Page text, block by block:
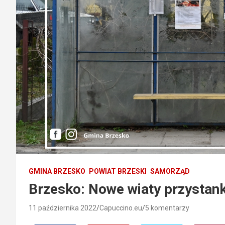
GMINA BRZESKO POWIAT BRZESKI SAMORZĄD
Brzesko: Nowe wiaty
11 października 2022 Capuccino.eu 5 komentarzy